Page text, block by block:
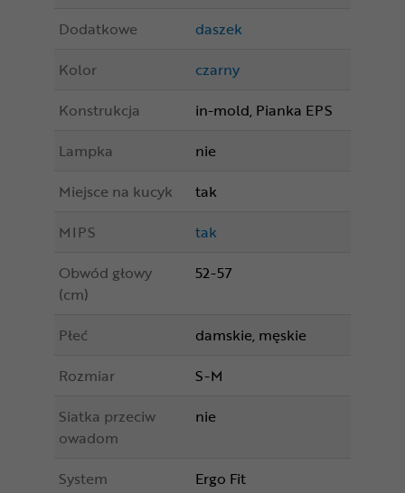
Dodatkowe
daszek
Kolor
czarny
Konstrukcja
in-mold, Pianka EPS
Lampka
nie
Miejsce na kucyk
tak
MIPS
tak
Obwód głowy
(cm)
52-57
Płeć
damskie, męskie
Rozmiar
S-M
Siatka przeciw
owadom
nie
System
Ergo Fit